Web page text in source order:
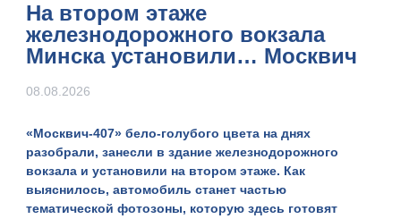
На втором этаже
железнодорожного вокзала
Минска установили… Москвич
08.08.2026
«Москвич-407»бело-голубого цвета на днях
разобрали, занесли в здание железнодорожного
вокзала и установили на втором этаже. Как
выяснилось, автомобиль станет частью
тематической фотозоны, которую здесь готовят